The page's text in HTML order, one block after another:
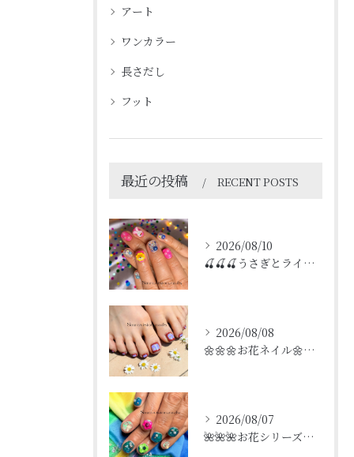
アート
ワンカラー
長さだし
フット
最近の投稿 RECENT POSTS
2026/08/10
🍒🍒🍒うさぎとライオン🍒🍒🍒
2026/08/08
🌼🌼🌼お花ネイル🌼🌼🌼
2026/08/07
🌺🌺🌺お花シリーズ🌺🌺🌺